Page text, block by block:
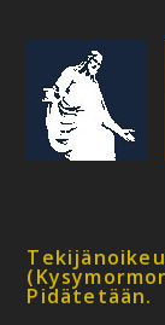
Pidätetään.